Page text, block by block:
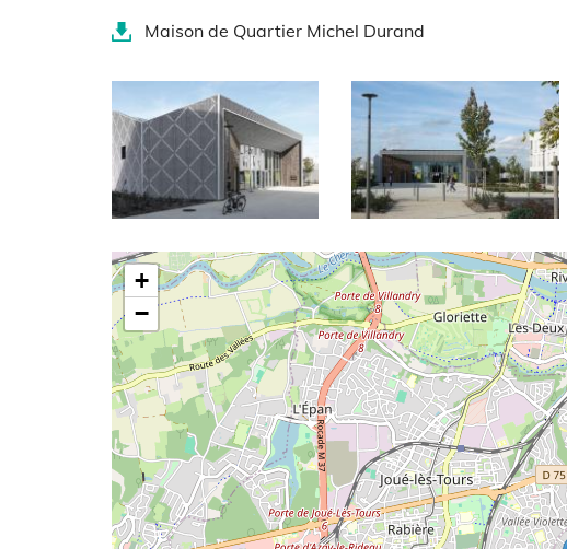
Document(s)
Maison de Quartier Michel Durand
Latitude/Longitude
+
−